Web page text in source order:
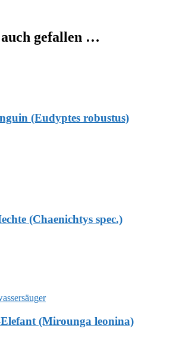
gefallen …
(Eudyptes robustus)
(Chaenichtys spec.)
Elefant (Mirounga leonina)